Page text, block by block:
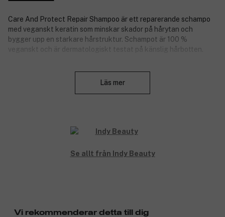
Care And Protect Repair Shampoo är ett reparerande schampo
med veganskt keratin som minskar skador på hårytan och
bygger upp en starkare hårstruktur. Schampot är 100 %
veganskt och är dermatologiskt testat på känslig hårbotten.
Läs mer
Se allt från Indy Beauty
Vi rekommenderar detta till dig